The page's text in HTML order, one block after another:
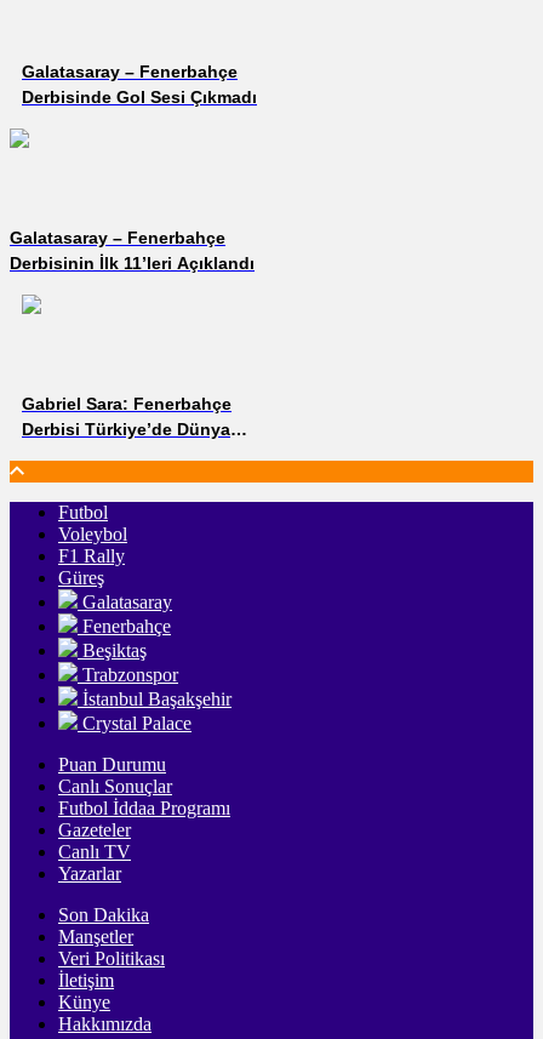
Galatasaray – Fenerbahçe
Derbisinde Gol Sesi Çıkmadı
Galatasaray – Fenerbahçe
Derbisinin İlk 11’leri Açıklandı
Gabriel Sara: Fenerbahçe
Derbisi Türkiye’de Dünya
Futbol
Voleybol
F1 Rally
Güreş
Galatasaray
Fenerbahçe
Beşiktaş
Trabzonspor
İstanbul Başakşehir
Crystal Palace
Puan Durumu
Canlı Sonuçlar
Futbol İddaa Programı
Gazeteler
Canlı TV
Yazarlar
Son Dakika
Manşetler
Veri Politikası
İletişim
Künye
Hakkımızda